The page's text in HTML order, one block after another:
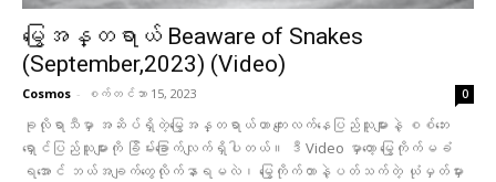
မြွေအန္တရာယ် Beaware of Snakes
(September,2023) (Video)
Cosmos - စက်တင်ဘာ 15, 2023 0
ခုလိုရာသီမှာ အဆိပ်ရှိတဲ့မြွေအန္တရာယ်ဟာ ကျေးလက်နေပြည်သူများနဲ့ စစ်ဘေး
ရှောင်ပြည်သူများကို ခြိမ်းခြောက်လျက်ရှိပါတယ်။ ဒီ Video မှာတော့ မြွေကိုက်မခံ
ရအောင် ဘယ်အချက်တွေလိုက်နာရမလဲ၊ မြွေကိုက်တာနဲ့ပတ်သက်တဲ့ ယုံမှတ်မှား